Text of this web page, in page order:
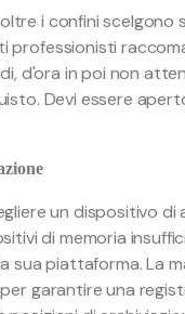
i confini
professionisti
d'ora in poi non
Devi essere
un dispositivo di
di memoria
sua piattaforma. La
garantire una